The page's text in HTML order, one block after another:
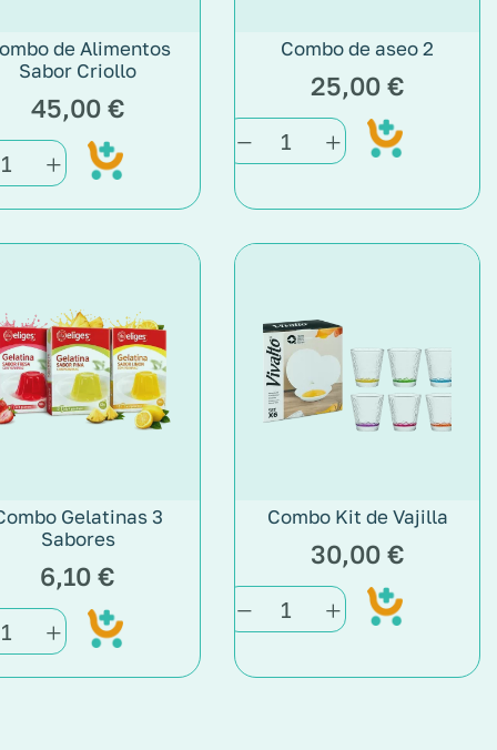
de Alimentos
Sabor Criollo
45,00 €
Add
Combo de aseo 2
25,00 €
Add
Gelatinas 3
Sabores
6,10 €
Add
Combo Kit de Vajilla
30,00 €
Add